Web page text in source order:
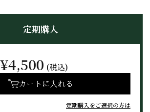
定期購入
¥4,500 (税込)
カートに入れる
定期購入をご選択の方は